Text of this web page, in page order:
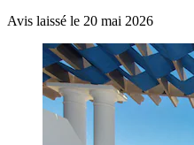
Avis laissé le 20 mai 2026